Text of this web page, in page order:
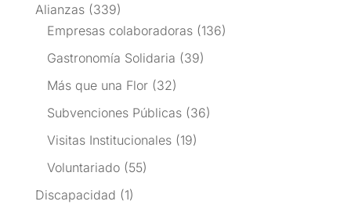
Alianzas(339)
Empresas colaboradoras(136)
Gastronomía Solidaria (39)
Más que una Flor(32)
Subvenciones Públicas(36)
Visitas Institucionales(19)
Voluntariado(55)
Discapacidad (1)